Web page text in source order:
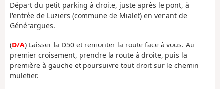
Départ du petit parking à droite, juste après le pont, à
l'entrée de Luziers (commune de Mialet) en venant de
Générargues.
(D/A) Laisser la D50 et remonter la route face à vous. Au
premier croisement, prendre la route à droite, puis la
première à gauche et poursuivre tout droit sur le chemin
muletier.